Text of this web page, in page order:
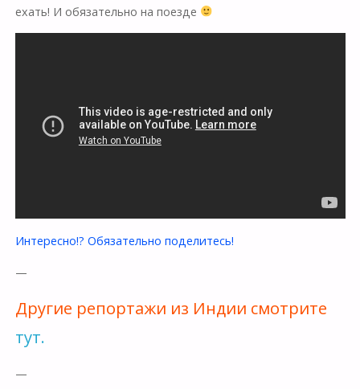
ехать! И обязательно на поезде
Интересно!? Обязательно поделитесь!
—
Другие репортажи из Индии смотрите
тут.
—